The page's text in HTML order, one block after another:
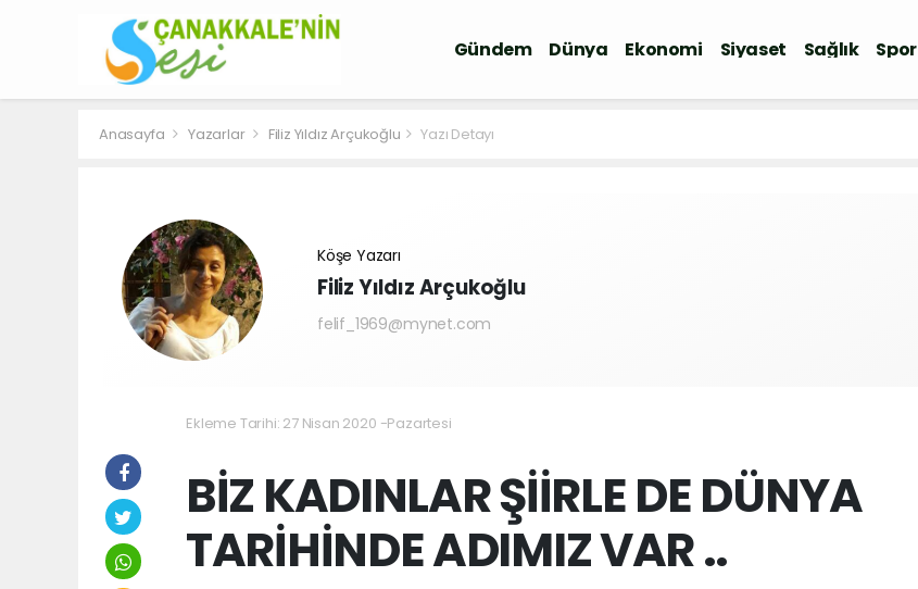
Gündem Dünya Ekonomi Siyaset Sağlık Spor
Anasayfa Yazarlar Filiz Yıldız Arçukoğlu Yazı Detayı
Köşe Yazarı
Filiz Yıldız Arçukoğlu
felif_1969@mynet.com
Ekleme Tarihi: 27 Nisan 2020 -Pazartesi
BİZ KADINLAR ŞİİRLE DE DÜNYA
TARİHİNDE ADIMIZ VAR ..